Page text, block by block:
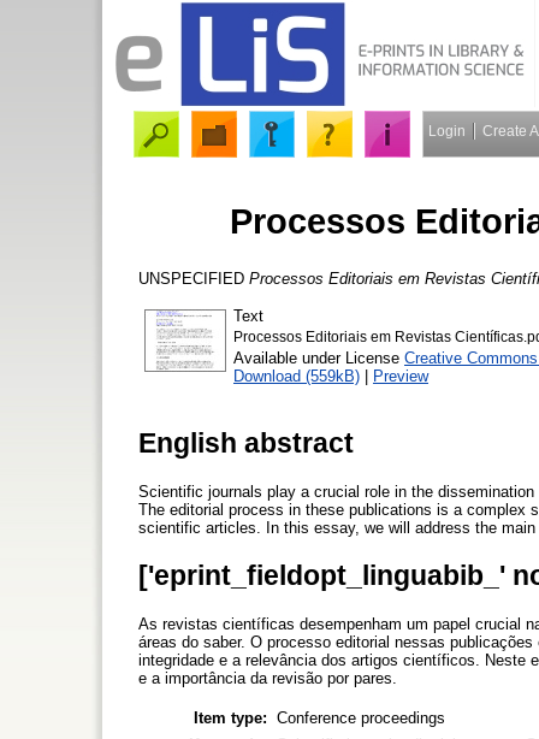
Login Create
Processos
UNSPECIFIED Processos Editoriais em Revistas
Text
Processos Editoriais em Revistas
Available under License Creative
Download (559kB) | Preview
English abstract
Scientific journals play a crucial role in the
The editorial process in these publications is a complex
scientific articles. In this essay, we will address the
['eprint_fieldopt_linguabib_'
As revistas científicas desempenham um papel crucial
áreas do saber. O processo editorial nessas
integridade e a relevância dos artigos científicos. Neste
e a importância da revisão por pares.
Item type: Conference proceedings